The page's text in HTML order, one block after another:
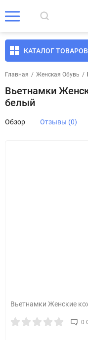
КАТАЛОГ ТОВАРОВ
Главная / Женская Обувь /
Вьетнамки
белый
Обзор Отзывы (0)
Вьетнамки Женские
0